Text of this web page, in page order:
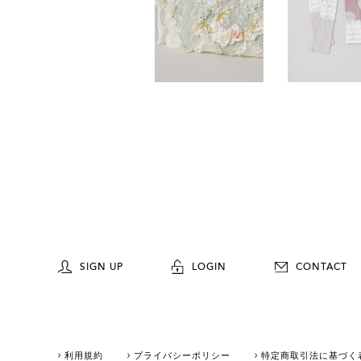
SIGN UP LOGIN CONTACT
利用規約 プライバシーポリシー 特定商取引法に基づく